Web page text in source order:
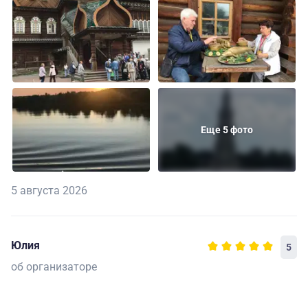
Еще 5 фото
5 августа 2026
Юлия 5
об организаторе